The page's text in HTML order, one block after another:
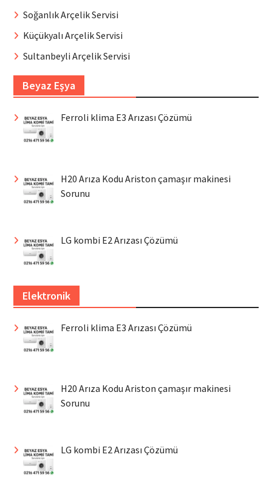
Soğanlık Arçelik Servisi
Küçükyalı Arçelik Servisi
Sultanbeyli Arçelik Servisi
Beyaz Eşya
Ferroli klima E3 Arızası Çözümü
H20 Arıza Kodu Ariston çamaşır makinesi
Sorunu
LG kombi E2 Arızası Çözümü
Elektronik
Ferroli klima E3 Arızası Çözümü
H20 Arıza Kodu Ariston çamaşır makinesi
Sorunu
LG kombi E2 Arızası Çözümü